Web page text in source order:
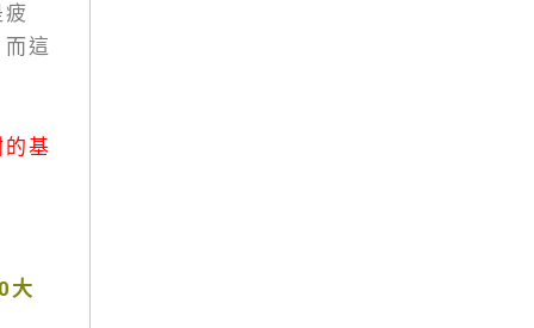
這
基
大